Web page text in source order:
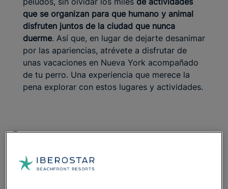
que se organizan para que humano y animal
disfruten juntos de la ciudad que nunca
duerme. Así que, en lugar de dejarte desanimar
por las apariencias, atrévete a disfrutar de
unas vacaciones en Nueva York acompañado
de tu perro. Una experiencia que merece la
pena explorar con estos lugares y actividades.
Parques y paseos para perros
Las concurridas calles de la ciudad de Nueva York
pueden parecer una jungla de asfalto, pero